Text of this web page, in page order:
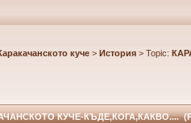
куче> История> Topic:
КУЧЕ-КЪДЕ,КОГА,КАКВО....